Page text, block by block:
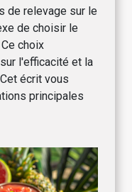
de relevage sur le
de choisir le
choix
l'efficacité et la
écrit vous
principales